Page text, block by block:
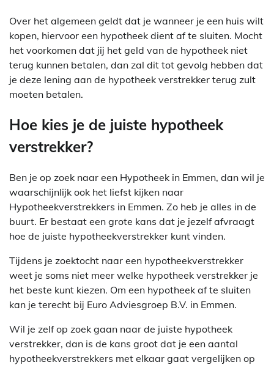
Over het algemeen geldt dat je wanneer je een huis wilt
kopen, hiervoor een hypotheek dient af te sluiten. Mocht
het voorkomen dat jij het geld van de hypotheek niet
terug kunnen betalen, dan zal dit tot gevolg hebben dat
je deze lening aan de hypotheek verstrekker terug zult
moeten betalen.
Hoe kies je de juiste hypotheek
verstrekker?
Ben je op zoek naar een Hypotheek in Emmen, dan wil je
waarschijnlijk ook het liefst kijken naar
Hypotheekverstrekkers in Emmen. Zo heb je alles in de
buurt. Er bestaat een grote kans dat je jezelf afvraagt
hoe de juiste hypotheekverstrekker kunt vinden.
Tijdens je zoektocht naar een hypotheekverstrekker
weet je soms niet meer welke hypotheek verstrekker je
het beste kunt kiezen. Om een hypotheek af te sluiten
kan je terecht bij Euro Adviesgroep B.V. in Emmen.
Wil je zelf op zoek gaan naar de juiste hypotheek
verstrekker, dan is de kans groot dat je een aantal
hypotheekverstrekkers met elkaar gaat vergelijken op